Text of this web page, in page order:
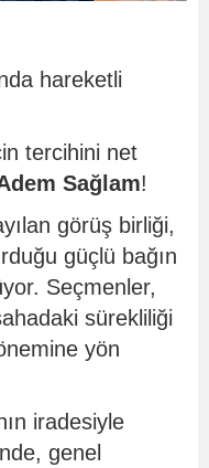
hareketli
tercihini net
Sağlam!
görüş birliği,
güçlü bağın
Seçmenler,
sürekliliği
yön
iradesiyle
genel